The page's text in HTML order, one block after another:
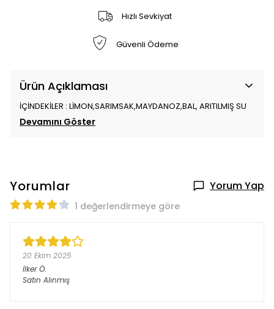
Hızlı Sevkiyat
Güvenli Ödeme
Ürün Açıklaması
İÇİNDEKİLER : LİMON,SARIMSAK,MAYDANOZ,BAL, ARITILMIŞ SU
Devamını Göster
Yorumlar Yorum Yap
1 değerlendirmeye göre
20 Ekim 2025
İlker Ö.
Satın Alınmış